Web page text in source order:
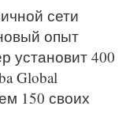
сети
опыт
установит 400
Global
150 своих